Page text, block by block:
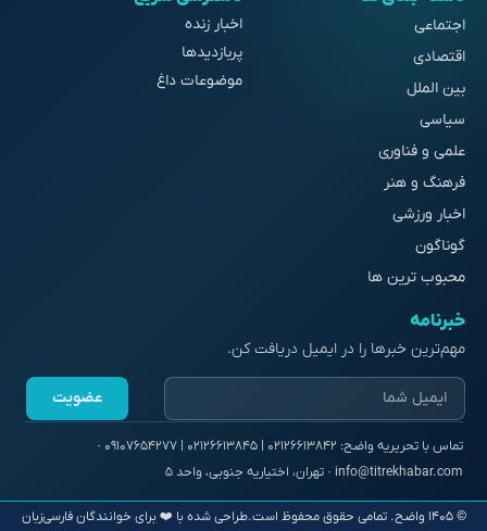
اجتماعی
اقتصادی
بین الملل
سیاسی
علمی و فناوری
فرهنگ و هنر
اخبار ورزشی
گوناگون
محبوب ترین ها
اخبار زنده
پربازدیدها
موضوعات داغ
خبرنامه
مهم‌ترین خبرها را در ایمیل دریافت کن.
عضویت
© ۱۴۰۵ واضح. تمامی حقوق محفوظ است. طراحی شده با ❤️ برای خوانندگان فارسی‌زبان